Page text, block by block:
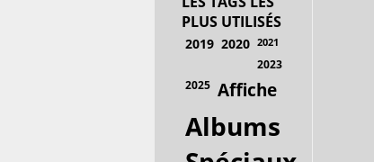
PLUS UTILISÉS
2019 2020 2021
2023
2025 Affiche
Albums